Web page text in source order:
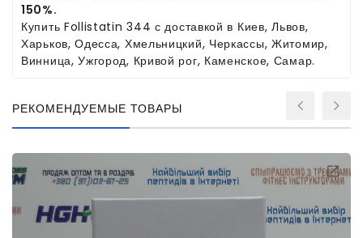
150%.
Купить Follistatin 344 с доставкой в Киев, Львов,
Харьков, Одесса, Хмельницкий, Черкассы, Житомир,
Винница, Ужгород, Кривой рог, Каменское, Самар.
РЕКОМЕНДУЕМЫЕ ТОВАРЫ